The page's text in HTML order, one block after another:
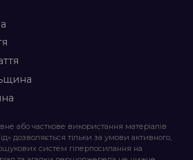
або часткове використання матеріалів
дозволяється тільки за умови активного,
систем гіперпосилання на